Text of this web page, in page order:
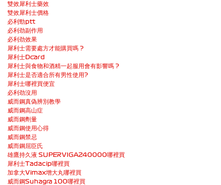
雙效犀利士藥效
雙效犀利士價格
必利勁ptt
必利劲副作用
必利劲效果
犀利士需要處方才能購買嗎 ?
犀利士Dcard
犀利士與食物和酒精一起服用會有影響嗎 ?
犀利士是否適合所有男性使用?
犀利士哪裡買便宜
必利劲沒用
威而鋼真偽辨別教學
威而鋼高山症
威而鋼劑量
威而鋼使用心得
威而鋼禁忌
威而鋼屈臣氏
雄鷹持久液 SUPERVIGA240000哪裡買
犀利士Tadacip哪裡買
加拿大Vimax增大丸哪裡買
威而鋼Suhagra 100哪裡買